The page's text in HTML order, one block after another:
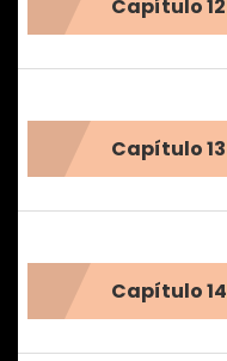
Capítulo 12
Capítulo 13
Capítulo 14